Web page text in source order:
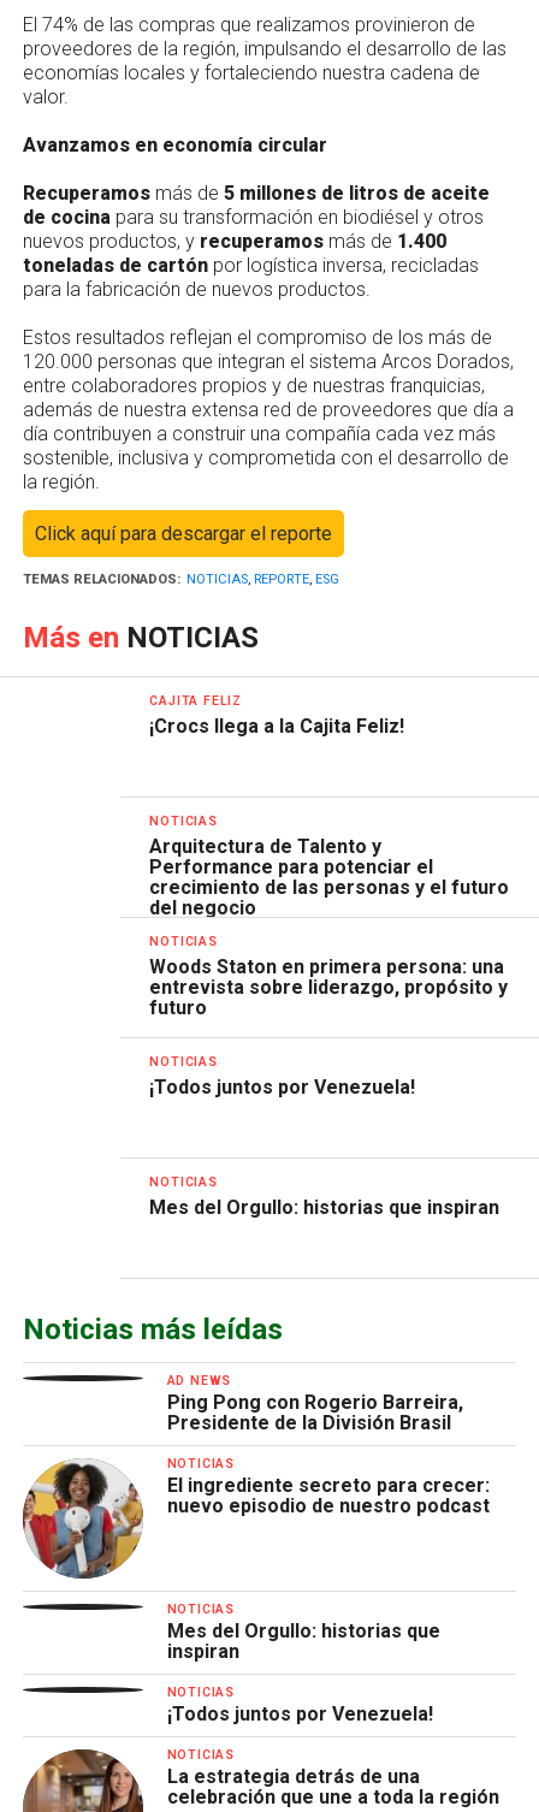
El 74% de las compras que realizamos provinieron de
proveedores de la región, impulsando el desarrollo de las
economías locales y fortaleciendo nuestra cadena de
valor.
Avanzamos en economía circular
Recuperamosmás de 5 millones de litros de aceite
de cocina para su transformación en biodiésel y otros
nuevos productos, y recuperamosmás de 1.400
toneladas de cartónpor logística inversa, recicladas
para la fabricación de nuevos productos.
Estos resultados reflejan el compromiso de los más de
120.000 personas que integran el sistema Arcos Dorados,
entre colaboradores propios y de nuestras franquicias,
además de nuestra extensa red de proveedores que día a
día contribuyen a construir una compañía cada vez más
sostenible, inclusiva y comprometida con el desarrollo de
la región.
Click aquí para descargar el reporte
TEMAS RELACIONADOS: NOTICIAS, REPORTE, ESG
Más en NOTICIAS
CAJITA FELIZ
¡Crocs llega a la Cajita Feliz!
NOTICIAS
Arquitectura de Talento y
Performance para potenciar el
crecimiento de las personas y el futuro
del negocio
NOTICIAS
Woods Staton en primera persona: una
entrevista sobre liderazgo, propósito y
futuro
NOTICIAS
¡Todos juntos por Venezuela!
NOTICIAS
Mes del Orgullo: historias que inspiran
Noticias más leídas
AD NEWS
Ping Pong con Rogerio Barreira,
Presidente de la División Brasil
NOTICIAS
El ingrediente secreto para crecer:
nuevo episodio de nuestro podcast
NOTICIAS
Mes del Orgullo: historias que
inspiran
NOTICIAS
¡Todos juntos por Venezuela!
NOTICIAS
La estrategia detrás de una
celebración que une a toda la región